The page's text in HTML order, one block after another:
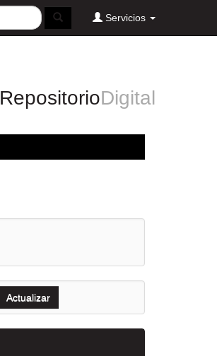
Servicios
RepositorioDigital